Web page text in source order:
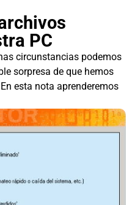
PC
circunstancias podemos
sorpresa de que hemos
esta nota aprenderemos